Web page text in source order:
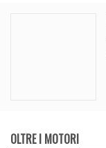
OLTRE I MOTORI